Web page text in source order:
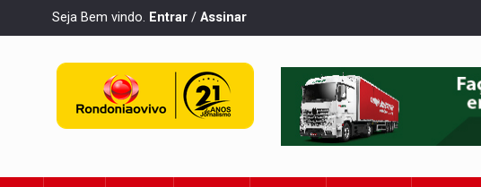
Seja Bem vindo. Entrar / Assinar